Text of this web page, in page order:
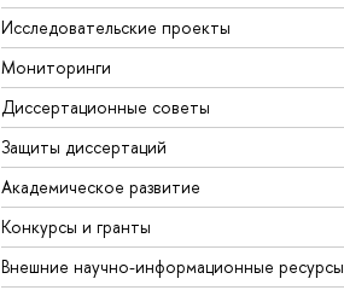
Исследовательские проекты
Мониторинги
Диссертационные советы
Защиты диссертаций
Академическое развитие
Конкурсы и гранты
Внешние научно-информационные ресурсы